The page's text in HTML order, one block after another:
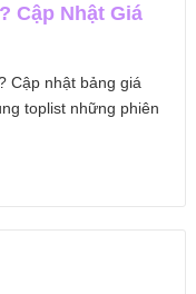
Cập Nhật Giá
Cập nhật bảng giá
toplist những phiên